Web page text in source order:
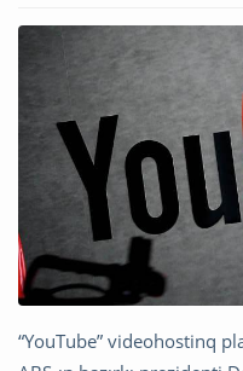
“YouTube” videohostinq